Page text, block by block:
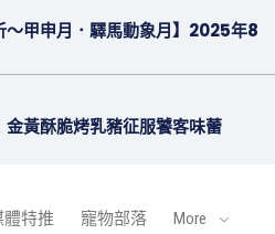
～甲申月．驛馬動象月】2025年8
黃酥脆烤乳豬征服饕客味蕾
體特推 寵物部落 More